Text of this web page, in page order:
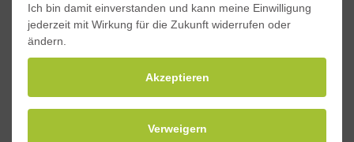
Downloads
Materialeigenschaften Standard-GFK-Profile
Sicherheitsdatenblatt Standard-GFK-Profile
Ich bin damit einverstanden und kann meine Einwilligung
jederzeit mit Wirkung für die Zukunft widerrufen oder
ändern.
Akzeptieren
Verweigern